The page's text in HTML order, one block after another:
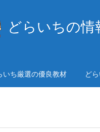
どらいちの情
いち厳選の優良教材 ど